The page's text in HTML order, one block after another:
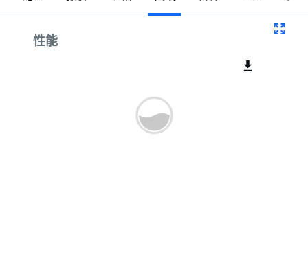
性能